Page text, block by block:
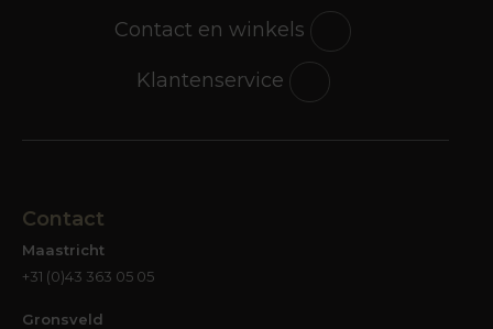
Contact en winkels
Klantenservice
Contact
Maastricht
+31 (0)43 363 05 05
Gronsveld